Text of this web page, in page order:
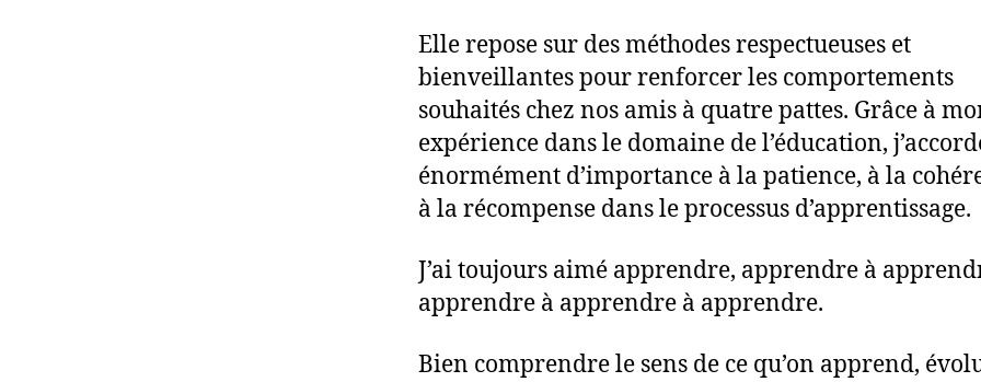
Elle repose sur des méthodes respectueuses et
bienveillantes pour renforcer les comportements
souhaités chez nos amis à quatre pattes. Grâce à
expérience dans le domaine de l’éducation,
énormément d’importance à la patience, à la
à la récompense dans le processus d’apprentissage.
J’ai toujours aimé apprendre, apprendre à
apprendre à apprendre à apprendre.
Bien comprendre le sens de ce qu’on apprend,